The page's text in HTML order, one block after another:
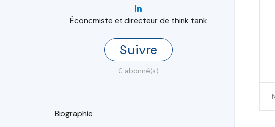
Économiste et directeur de think tank
Suivre
0 abonné(s)
Biographie